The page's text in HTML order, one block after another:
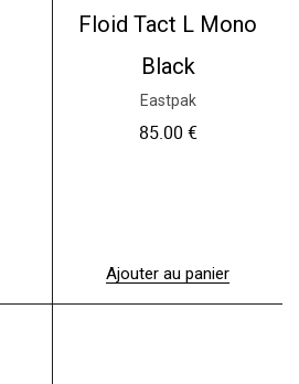
Floid Tact L Mono
Black
Eastpak
85.00 €
Ajouter au panier